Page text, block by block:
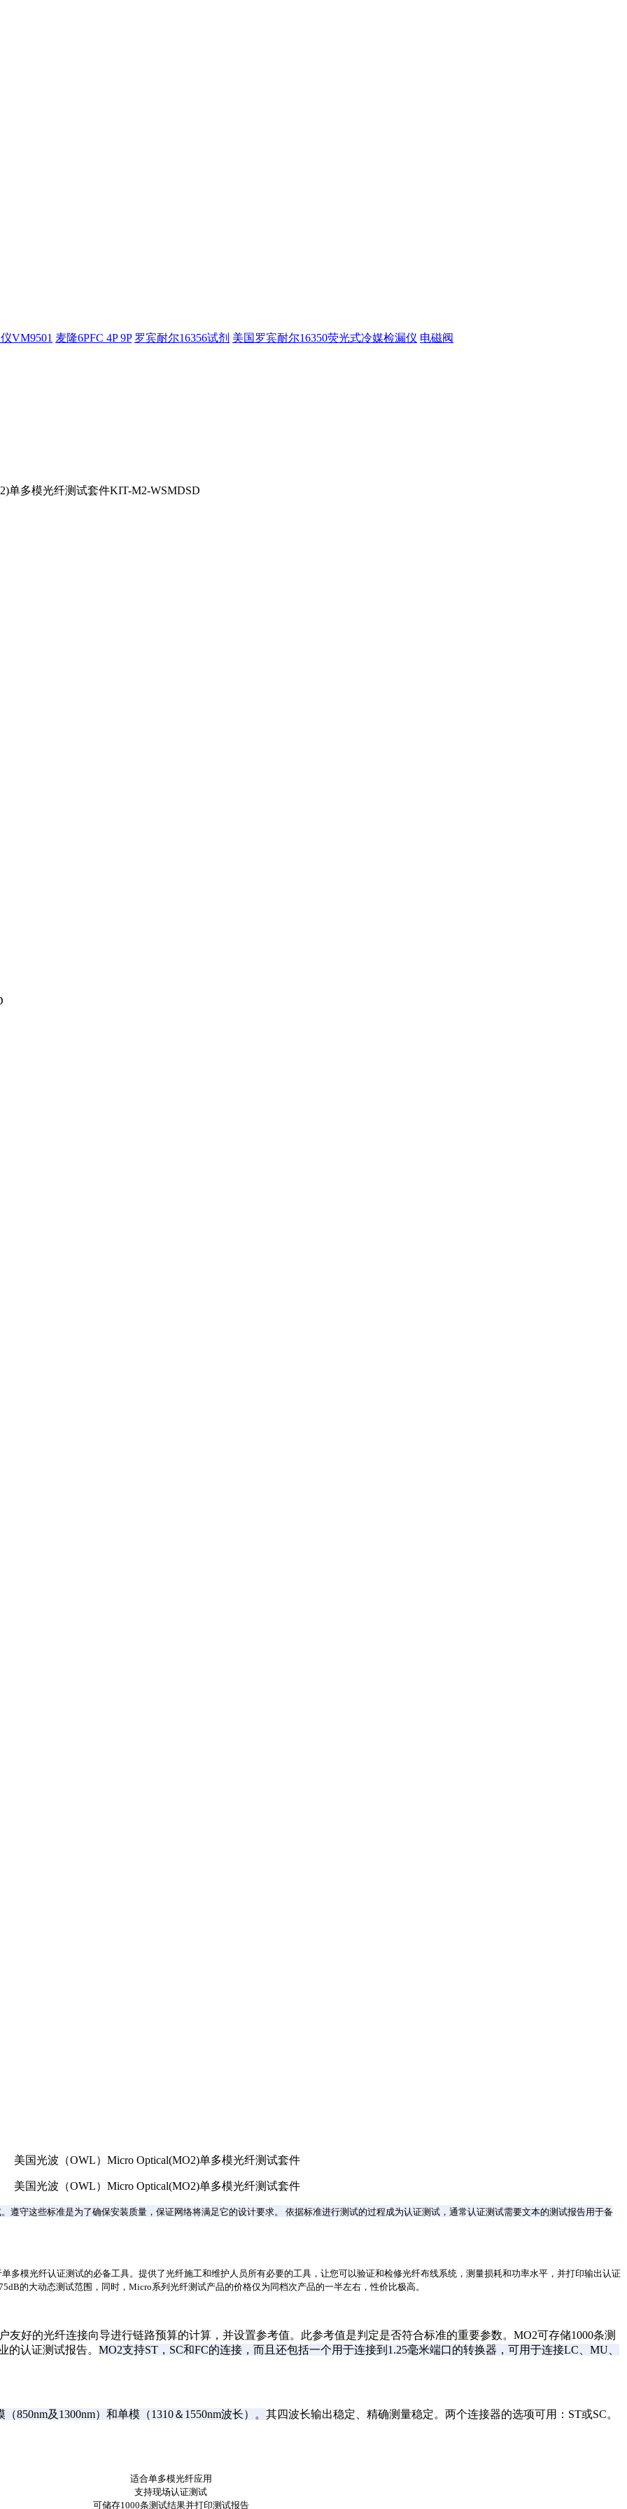
VM9501 麦隆6PFC 4P 9P 罗宾耐尔16356试剂 美国罗宾耐尔16350荧光式冷媒检漏仪 电磁阀
单多模光纤测试套件KIT-M2-WSMDSD
美国光波（OWL）Micro Optical(MO2)单多模光纤测试套件
美国光波（OWL）Micro Optical(MO2)单多模光纤测试套件
遵守这些标准是为了确保安装质量，保证网络将满足它的设计要求。 依据标准进行测试的过程成为认证测试，通常认证测试需要文本的测试报告用于备
多模光纤认证测试的必备工具。提供了光纤施工和维护人员所有必要的工具，让您可以验证和检修光纤布线系统，测量损耗和功率水平，并打印输出认证
的大动态测试范围，同时，Micro系列光纤测试产品的价格仅为同档次产品的一半左右，性价比极高。
好的光纤连接向导进行链路预算的计算，并设置参考值。 此参考值是判定是否符合标准的重要参数。MO2可存储1000条测
的认证测试报告。 MO2支持ST，SC和FC的连接，而且还包括一个用于连接到1.25毫米端口的转换器，可用于连接LC、MU、
850nm及1300nm）和单模（1310＆1550nm波长）。 其四波长输出稳定、精确测量稳定。 两个连接器的选项可用：ST或SC。
适合单多模光纤应用
支持现场认证测试
可储存1000条测试结果并打印测试报告